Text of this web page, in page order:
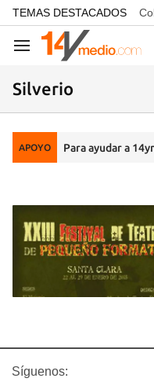
common.go-to-content
TEMAS DESTACADOS
Navegación
Silverio
APOYO Para ayudar a
Síguenos: